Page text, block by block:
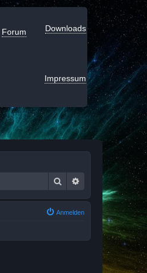
Forum Downloads
Impressum
Suche Erweiterte Suche
Anmelden